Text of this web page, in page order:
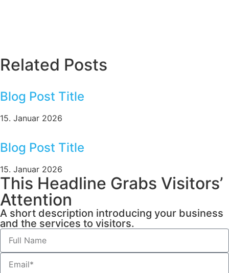
Related Posts
Blog Post Title
15. Januar 2026
Blog Post Title
15. Januar 2026
This Headline Grabs Visitors’
Attention
A short description introducing your business
and the services to visitors.